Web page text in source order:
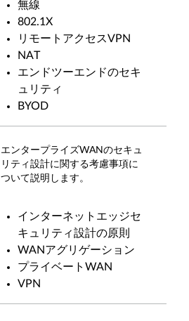
無線
802.1X
リモートアクセスVPN
NAT
エンドツーエンドのセキ
ュリティ
BYOD
エンタープライズWANのセキュ
リティ設計に関する考慮事項に
ついて説明します。
インターネットエッジセ
キュリティ設計の原則
WANアグリゲーション
プライベートWAN
VPN